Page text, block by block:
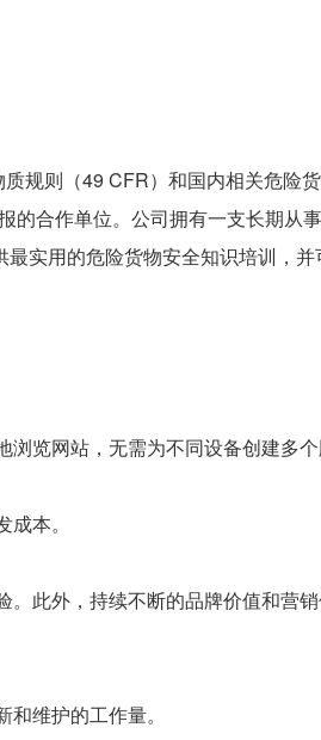
规则（49 CFR）和国内相关危险
的合作单位。公司拥有一支长期从
实用的危险货物安全知识培训，
览网站，无需为不同设备创建多个
本。
此外，持续不断的品牌价值和营
维护的工作量。